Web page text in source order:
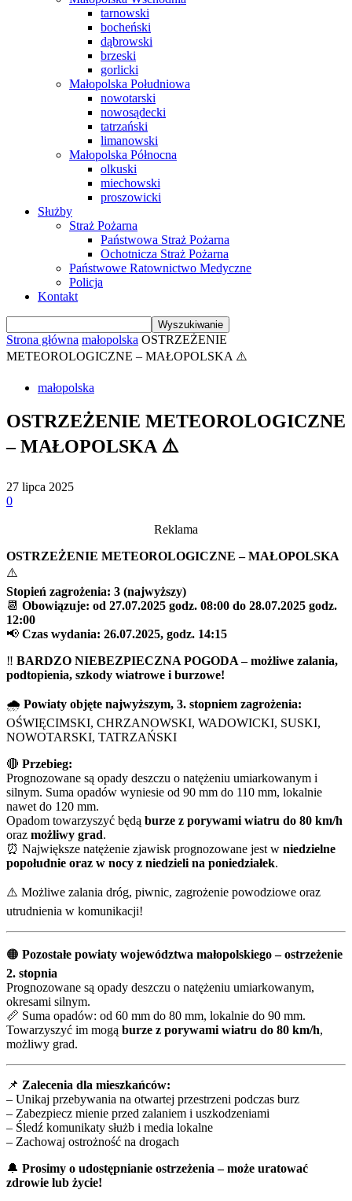
tarnowski
bocheński
dąbrowski
brzeski
gorlicki
Małopolska Południowa
nowotarski
nowosądecki
tatrzański
limanowski
Małopolska Północna
olkuski
miechowski
proszowicki
Służby
Straż Pożarna
Państwowa Straż Pożarna
Ochotnicza Straż Pożarna
Państwowe Ratownictwo Medyczne
Policja
Kontakt
Strona główna małopolska OSTRZEŻENIE
METEOROLOGICZNE – MAŁOPOLSKA ⚠️
małopolska
OSTRZEŻENIE METEOROLOGICZNE
– MAŁOPOLSKA ⚠️
27 lipca 2025
0
Reklama
OSTRZEŻENIE METEOROLOGICZNE – MAŁOPOLSKA
⚠️
Stopień zagrożenia: 3 (najwyższy)
📆 Obowiązuje: od 27.07.2025 godz. 08:00 do 28.07.2025 godz.
12:00
📢 Czas wydania: 26.07.2025, godz. 14:15
‼️ BARDZO NIEBEZPIECZNA POGODA – możliwe zalania,
podtopienia, szkody wiatrowe i burzowe!
🌧️ Powiaty objęte najwyższym, 3. stopniem zagrożenia:
OŚWIĘCIMSKI, CHRZANOWSKI, WADOWICKI, SUSKI,
NOWOTARSKI, TATRZAŃSKI
🔴 Przebieg:
Prognozowane są opady deszczu o natężeniu umiarkowanym i
silnym. Suma opadów wyniesie od 90 mm do 110 mm, lokalnie
nawet do 120 mm.
Opadom towarzyszyć będą burze z porywami wiatru do 80 km/h
oraz możliwy grad.
⏰ Największe natężenie zjawisk prognozowane jest w niedzielne
popołudnie oraz w nocy z niedzieli na poniedziałek.
⚠️ Możliwe zalania dróg, piwnic, zagrożenie powodziowe oraz
utrudnienia w komunikacji!
🟠 Pozostałe powiaty województwa małopolskiego – ostrzeżenie
2. stopnia
Prognozowane są opady deszczu o natężeniu umiarkowanym,
okresami silnym.
📏 Suma opadów: od 60 mm do 80 mm, lokalnie do 90 mm.
Towarzyszyć im mogą burze z porywami wiatru do 80 km/h,
możliwy grad.
📌 Zalecenia dla mieszkańców:
– Unikaj przebywania na otwartej przestrzeni podczas burz
– Zabezpiecz mienie przed zalaniem i uszkodzeniami
– Śledź komunikaty służb i media lokalne
– Zachowaj ostrożność na drogach
🔔 Prosimy o udostępnianie ostrzeżenia – może uratować
zdrowie lub życie!